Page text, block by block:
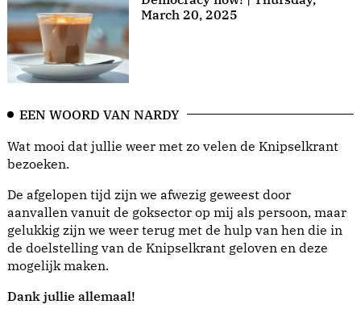
March 20, 2025
EEN WOORD VAN NARDY
Wat mooi dat jullie weer met zo velen de Knipselkrant
bezoeken.
De afgelopen tijd zijn we afwezig geweest door
aanvallen vanuit de goksector op mij als persoon, maar
gelukkig zijn we weer terug met de hulp van hen die in
de doelstelling van de Knipselkrant geloven en deze
mogelijk maken.
Dank jullie allemaal!